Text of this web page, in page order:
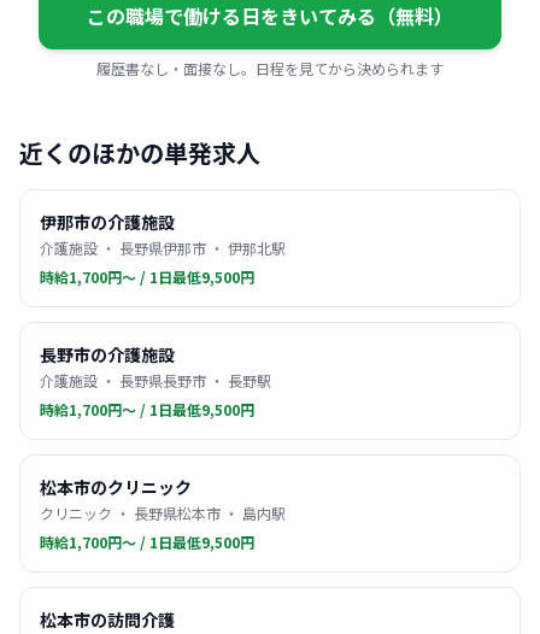
この職場で働ける日をきいてみる（無料）
履歴書なし・面接なし。日程を見てから決められます
近くのほかの単発求人
伊那市の介護施設
介護施設 ・ 長野県伊那市 ・ 伊那北駅
時給1,700円〜 / 1日最低9,500円
長野市の介護施設
介護施設 ・ 長野県長野市 ・ 長野駅
時給1,700円〜 / 1日最低9,500円
松本市のクリニック
クリニック ・ 長野県松本市 ・ 島内駅
時給1,700円〜 / 1日最低9,500円
松本市の訪問介護